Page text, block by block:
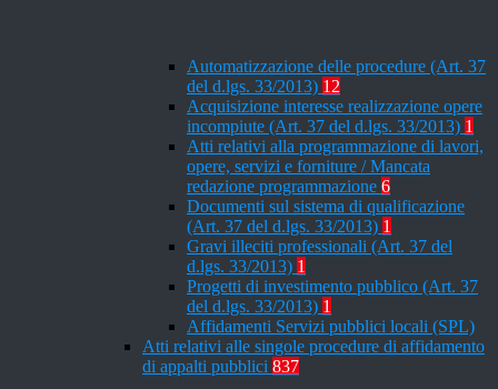
Automatizzazione delle procedure (Art. 37
del d.lgs. 33/2013) 12
Acquisizione interesse realizzazione opere
incompiute (Art. 37 del d.lgs. 33/2013) 1
Atti relativi alla programmazione di lavori,
opere, servizi e forniture / Mancata
redazione programmazione 6
Documenti sul sistema di qualificazione
(Art. 37 del d.lgs. 33/2013) 1
Gravi illeciti professionali (Art. 37 del
d.lgs. 33/2013) 1
Progetti di investimento pubblico (Art. 37
del d.lgs. 33/2013) 1
Affidamenti Servizi pubblici locali (SPL)
Atti relativi alle singole procedure di affidamento
di appalti pubblici 837